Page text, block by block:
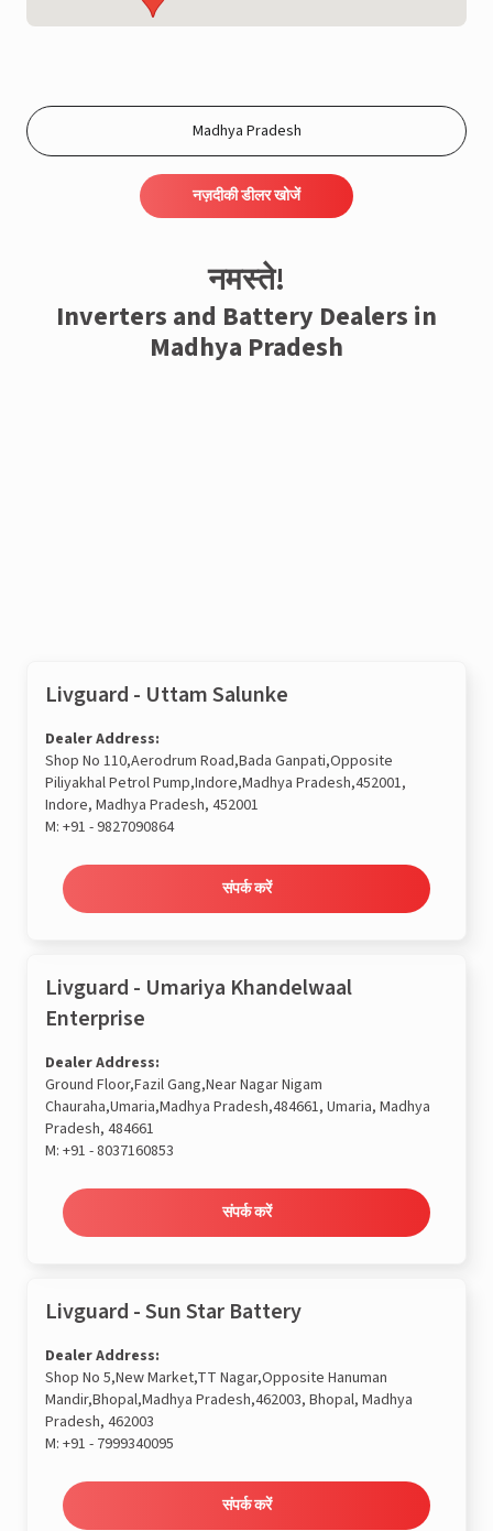
नज़दीकी डीलर खोजें
नमस्ते!
Inverters and Battery Dealers in
Madhya Pradesh
Livguard - Uttam Salunke
Dealer Address:
Shop No 110,Aerodrum Road,Bada Ganpati,Opposite
Piliyakhal Petrol Pump,Indore,Madhya Pradesh,452001,
Indore, Madhya Pradesh, 452001
M: +91 - 9827090864
संपर्क करें
Livguard - Umariya Khandelwaal
Enterprise
Dealer Address:
Ground Floor,Fazil Gang,Near Nagar Nigam
Chauraha,Umaria,Madhya Pradesh,484661, Umaria, Madhya
Pradesh, 484661
M: +91 - 8037160853
संपर्क करें
Livguard - Sun Star Battery
Dealer Address:
Shop No 5,New Market,TT Nagar,Opposite Hanuman
Mandir,Bhopal,Madhya Pradesh,462003, Bhopal, Madhya
Pradesh, 462003
M: +91 - 7999340095
संपर्क करें